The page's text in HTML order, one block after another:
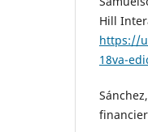
Hill
https://
18va-